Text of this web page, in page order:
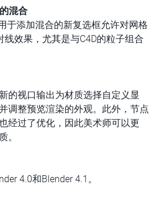
混合
于添加混合的新复选框允许对网格
线效果，尤其是与C4D的粒子组合
的视口输出为材质选择自定义显
调整预览渲染的外观。此外，节点
经过了优化，因此美术师可以更
。
4.0和Blender 4.1。